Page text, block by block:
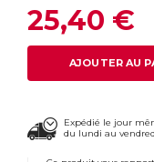
25,40 €
AJOUTER AU
Expédié le jour
du lundi au